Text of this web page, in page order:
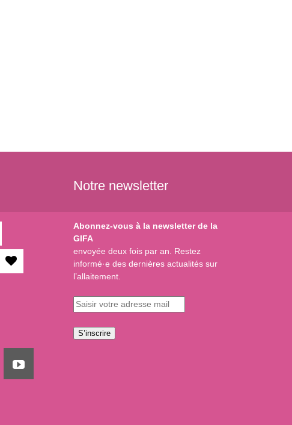
Notre newsletter
Abonnez-vous à la newsletter de la
GIFA
envoyée deux fois par an. Restez
informé·e des dernières actualités sur
l’allaitement.
S’inscrire